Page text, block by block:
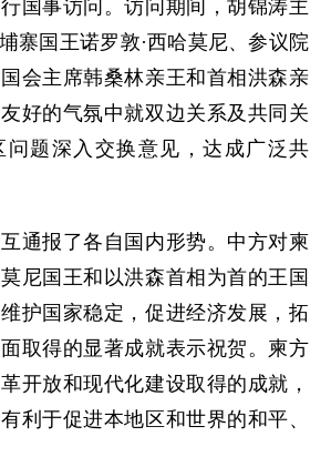
国事访问。访问期间，胡锦涛主
寨国王诺罗敦·西哈莫尼、参议院
会主席韩桑林亲王和首相洪森亲
好的气氛中就双边关系及共同关
问题深入交换意见，达成广泛共
报了各自国内形势。中方对柬
尼国王和以洪森首相为首的王国
护国家稳定，促进经济发展，拓
取得的显著成就表示祝贺。柬方
开放和现代化建设取得的成就，
利于促进本地区和世界的和平、